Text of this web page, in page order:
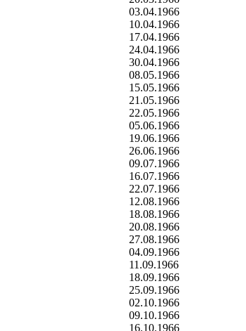
03.04.1966
10.04.1966
17.04.1966
24.04.1966
30.04.1966
08.05.1966
15.05.1966
21.05.1966
22.05.1966
05.06.1966
19.06.1966
26.06.1966
09.07.1966
16.07.1966
22.07.1966
12.08.1966
18.08.1966
20.08.1966
27.08.1966
04.09.1966
11.09.1966
18.09.1966
25.09.1966
02.10.1966
09.10.1966
16.10.1966